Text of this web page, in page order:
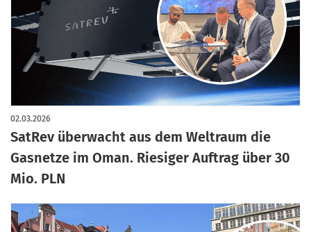
SatRev überwacht aus dem Weltraum die
Gasnetze im Oman. Riesiger Auftrag über 30
Mio. PLN
02.03.2026